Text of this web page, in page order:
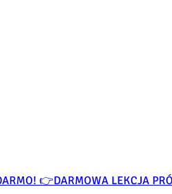
👉DARMOWA LEKCJA